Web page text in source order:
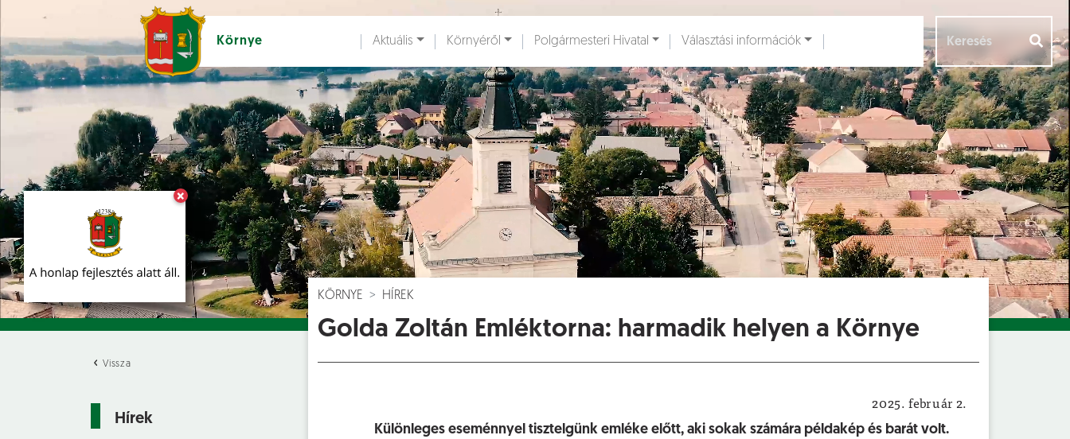
×
Környe
Ugrás a fő tartalomhoz
Aktuális Környéről Polgármesteri Hivatal Választási információk
Vissza
Hírek
KÖRNYE HÍREK
Golda Zoltán Emléktorna: harmadik helyen a Környe
Sport
2025. február 2.
Különleges eseménnyel tisztelgünk emléke előtt, aki sokak számára példakép és barát volt.
Hírek [ Események [] Dokumentumok [] Aloldalak []